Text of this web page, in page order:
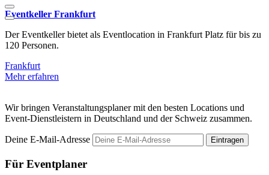
Eventkeller Frankfurt
Der Eventkeller bietet als Eventlocation in Frankfurt Platz für bis zu
120 Personen.
Frankfurt
Mehr erfahren
Wir bringen Veranstaltungsplaner mit den besten Locations und
Event-Dienstleistern in Deutschland und der Schweiz zusammen.
Deine E-Mail-Adresse Eintragen
Für Eventplaner